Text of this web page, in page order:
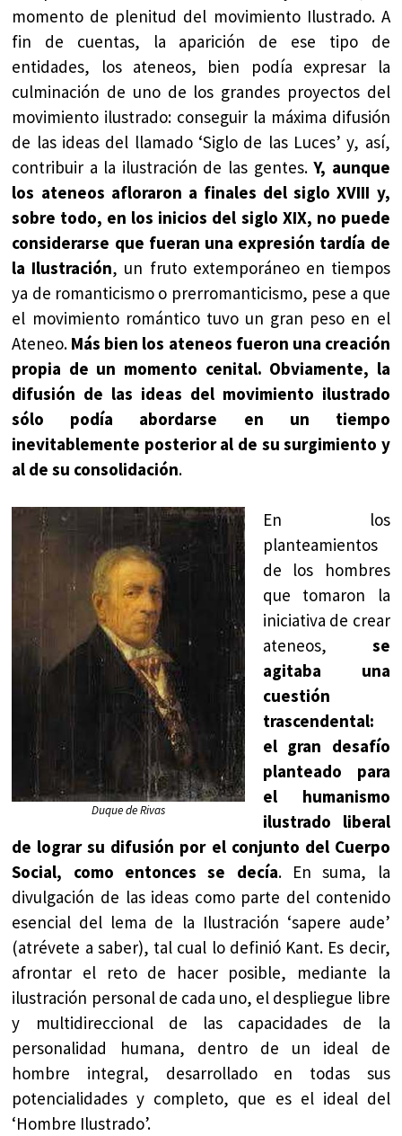
momento de plenitud del movimiento Ilustrado. A
fin de cuentas, la aparición de ese tipo de
entidades, los ateneos, bien podía expresar la
culminación de uno de los grandes proyectos del
movimiento ilustrado: conseguir la máxima difusión
de las ideas del llamado ‘Siglo de las Luces’ y, así,
contribuir a la ilustración de las gentes.Y, aunque
los ateneos afloraron a finales del siglo XVIII y,
sobre todo, en los inicios del siglo XIX, no puede
considerarse que fueran una expresión tardía de
la Ilustración, un fruto extemporáneo en tiempos
ya de romanticismo o prerromanticismo, pese a que
el movimiento romántico tuvo un gran peso en el
Ateneo. Más bien los ateneos fueron una creación
propia de un momento cenital. Obviamente, la
difusión de las ideas del movimiento ilustrado
sólo podía abordarse en un tiempo
inevitablemente posterior al de su surgimiento y
al de su consolidación.
Duque de Rivas
En los
planteamientos
de los hombres
que tomaron la
iniciativa de crear
ateneos, se
agitaba una
cuestión
trascendental:
el gran desafío
planteado para
el humanismo
ilustrado liberal
de lograr su difusión por el conjunto del Cuerpo
Social, como entonces se decía. En suma, la
divulgación de las ideas como parte del contenido
esencial del lema de la Ilustración ‘sapere aude’
(atrévete a saber), tal cual lo definió Kant. Es decir,
afrontar el reto de hacer posible, mediante la
ilustración personal de cada uno, el despliegue libre
y multidireccional de las capacidades de la
personalidad humana, dentro de un ideal de
hombre integral, desarrollado en todas sus
potencialidades y completo, que es el ideal del
‘Hombre Ilustrado’.